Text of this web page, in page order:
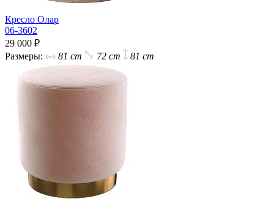
Кресло Олар
06-3602
29 000 ₽
Размеры:
81 cm 72 cm 81 cm